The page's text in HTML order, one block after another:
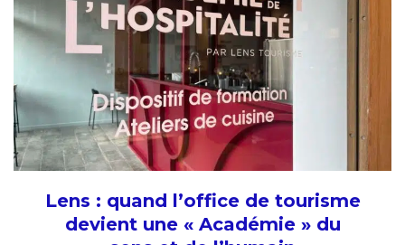
Lens : quand l’office de tourisme
devient une « Académie » du